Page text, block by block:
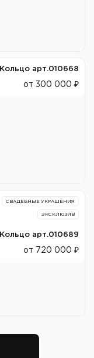
Кольцо арт.010668
от 300 000 ₽
СВАДЕБНЫЕ УКРАШЕНИЯ
ЭКСКЛЮЗИВ
Кольцо арт.010689
от 720 000 ₽